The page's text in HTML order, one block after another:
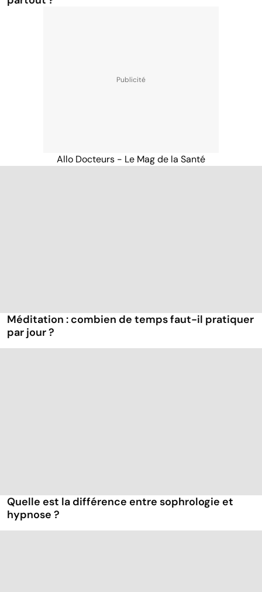
Allo Docteurs - Le Mag de la Santé
Méditation : combien de temps faut-il pratiquer
par jour ?
Quelle est la différence entre sophrologie et
hypnose ?